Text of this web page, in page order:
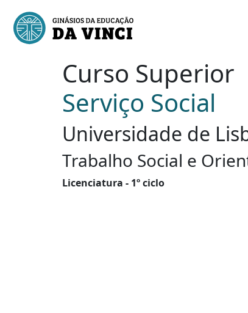
Curso Superior
Serviço Social
Universidade de
Trabalho Social e
Licenciatura - 1º ciclo